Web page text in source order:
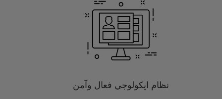
نظام ايكولوجي فعال وآمن